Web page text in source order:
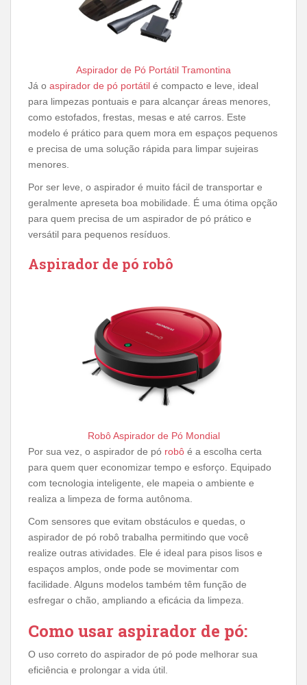
Aspirador de Pó Portátil Tramontina
Já o aspirador de pó portátil é compacto e leve, ideal
para limpezas pontuais e para alcançar áreas menores,
como estofados, frestas, mesas e até carros. Este
modelo é prático para quem mora em espaços pequenos
e precisa de uma solução rápida para limpar sujeiras
menores.
Por ser leve, o aspirador é muito fácil de transportar e
geralmente apreseta boa mobilidade. É uma ótima opção
para quem precisa de um aspirador de pó prático e
versátil para pequenos resíduos.
Aspirador de pó robô
Robô Aspirador de Pó Mondial
Por sua vez, o aspirador de pó robô é a escolha certa
para quem quer economizar tempo e esforço. Equipado
com tecnologia inteligente, ele mapeia o ambiente e
realiza a limpeza de forma autônoma.
Com sensores que evitam obstáculos e quedas, o
aspirador de pó robô trabalha permitindo que você
realize outras atividades. Ele é ideal para pisos lisos e
espaços amplos, onde pode se movimentar com
facilidade. Alguns modelos também têm função de
esfregar o chão, ampliando a eficácia da limpeza.
Como usar aspirador de pó:
O uso correto do aspirador de pó pode melhorar sua
eficiência e prolongar a vida útil.